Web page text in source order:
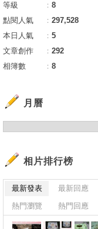
等級
： 8
點閱人氣
： 297,528
本日人氣
： 5
文章創作
： 292
相簿數
： 8
月曆
相片排行榜
最新發表 最新回應
熱門瀏覽
熱門回應